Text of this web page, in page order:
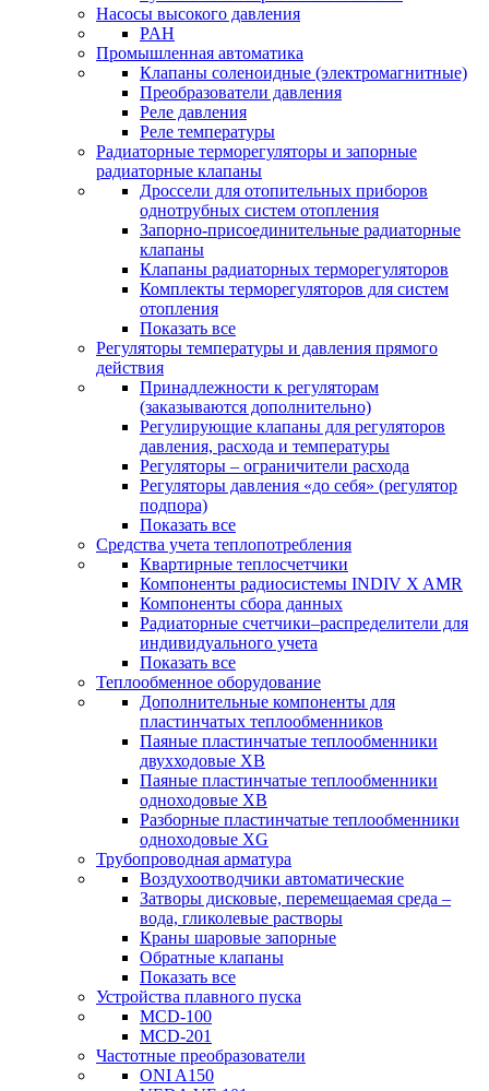
Насосы высокого давления
PAH
Промышленная автоматика
Клапаны соленоидные (электромагнитные)
Преобразователи давления
Реле давления
Реле температуры
Радиаторные терморегуляторы и запорные
радиаторные клапаны
Дроссели для отопительных приборов
однотрубных систем отопления
Запорно-присоединительные радиаторные
клапаны
Клапаны радиаторных терморегуляторов
Комплекты терморегуляторов для систем
отопления
Показать все
Регуляторы температуры и давления прямого
действия
Принадлежности к регуляторам
(заказываются дополнительно)
Регулирующие клапаны для регуляторов
давления, расхода и температуры
Регуляторы – ограничители расхода
Регуляторы давления «до себя» (регулятор
подпора)
Показать все
Средства учета теплопотребления
Квартирные теплосчетчики
Компоненты радиосистемы INDIV X AMR
Компоненты сбора данных
Радиаторные счетчики–распределители для
индивидуального учета
Показать все
Теплообменное оборудование
Дополнительные компоненты для
пластинчатых теплообменников
Паяные пластинчатые теплообменники
двухходовые XB
Паяные пластинчатые теплообменники
одноходовые ХВ
Разборные пластинчатые теплообменники
одноходовые ХG
Трубопроводная арматура
Воздухоотводчики автоматические
Затворы дисковые, перемещаемая среда –
вода, гликолевые растворы
Краны шаровые запорные
Обратные клапаны
Показать все
Устройства плавного пуска
MCD-100
MCD-201
Частотные преобразователи
ONI A150